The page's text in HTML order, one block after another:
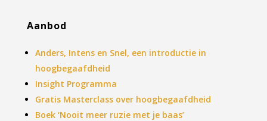
Aanbod
Anders, Intens en Snel, een introductie in
hoogbegaafdheid
Insight Programma
Gratis Masterclass over hoogbegaafdheid
Boek ‘Nooit meer ruzie met je baas’